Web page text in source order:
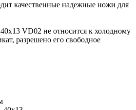
качественные надежные ножи для
VD02 не относится к холодному
разрешено его свободное